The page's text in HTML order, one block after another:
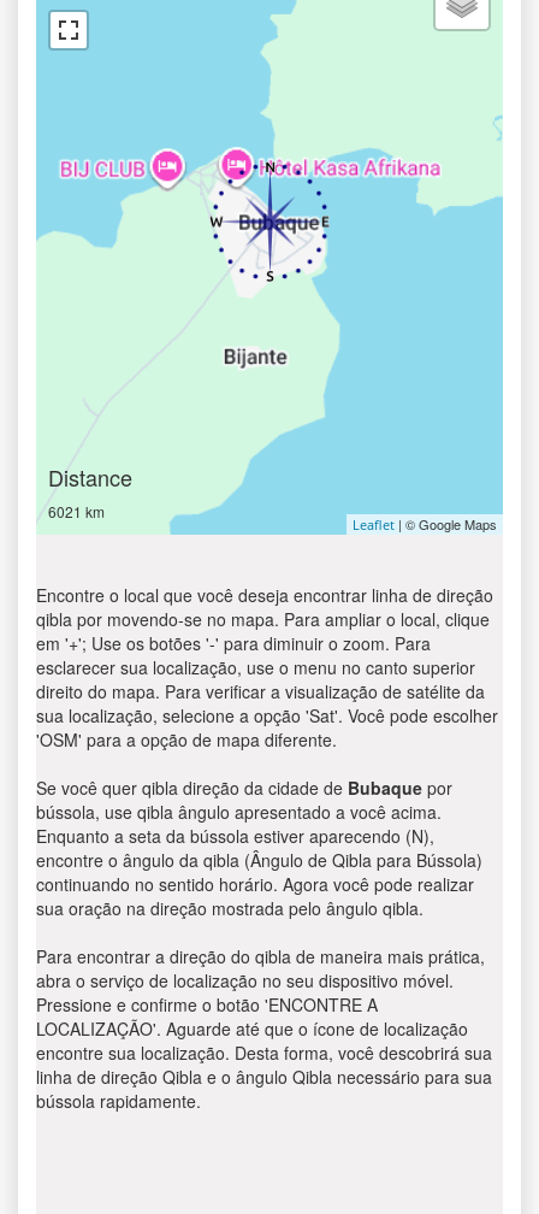
Distance
6021 km
Leaflet | © Google Maps
Encontre o local que você deseja encontrar linha de direção
qibla por movendo-se no mapa. Para ampliar o local, clique
em '+'; Use os botões '-' para diminuir o zoom. Para
esclarecer sua localização, use o menu no canto superior
direito do mapa. Para verificar a visualização de satélite da
sua localização, selecione a opção 'Sat'. Você pode escolher
'OSM' para a opção de mapa diferente.
Se você quer qibla direção da cidade de Bubaque por
bússola, use qibla ângulo apresentado a você acima.
Enquanto a seta da bússola estiver aparecendo (N),
encontre o ângulo da qibla (Ângulo de Qibla para Bússola)
continuando no sentido horário. Agora você pode realizar
sua oração na direção mostrada pelo ângulo qibla.
Para encontrar a direção do qibla de maneira mais prática,
abra o serviço de localização no seu dispositivo móvel.
Pressione e confirme o botão 'ENCONTRE A
LOCALIZAÇÃO'. Aguarde até que o ícone de localização
encontre sua localização. Desta forma, você descobrirá sua
linha de direção Qibla e o ângulo Qibla necessário para sua
bússola rapidamente.